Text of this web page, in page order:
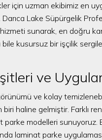
için uzman ekibimiz en
Lake Süpürgelik
sunarak, en doğru
kusursuz bir işçilik
ve
görünümü ve kolay
haline gelmiştir. Farklı
modelleri sunuyoruz.
laminat parke